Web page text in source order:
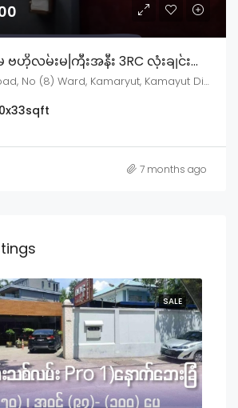
လှည်းတန်းလမ်းမ ဗဟိုလမ်းမကြီးအနီး 3RC လုံးချင်းအိမ်သန့်အငှား
လှည်းတန်း, Pyay Road, No (8) Ward, Kamaryut, Kamayut District, Yangon City, Yangon, 11041, Myanmar
sqft
7 months ago
SALE